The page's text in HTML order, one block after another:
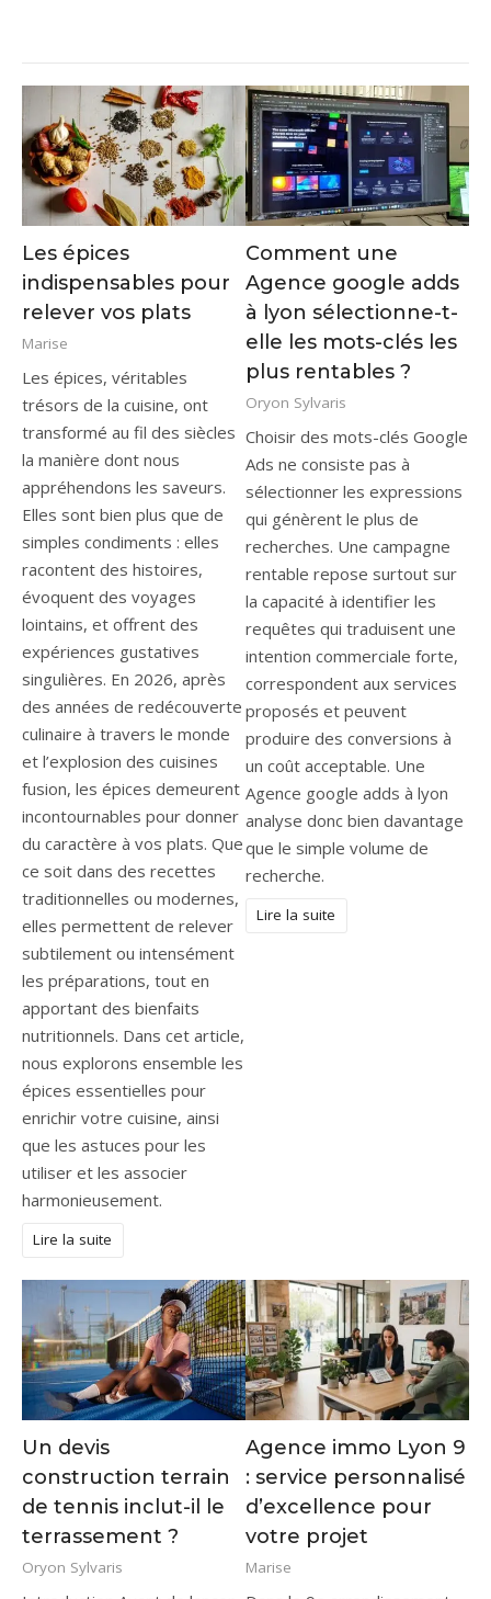
Les épices
indispensables pour
relever vos plats
Marise
Les épices, véritables
trésors de la cuisine, ont
transformé au fil des siècles
la manière dont nous
appréhendons les saveurs.
Elles sont bien plus que de
simples condiments : elles
racontent des histoires,
évoquent des voyages
lointains, et offrent des
expériences gustatives
singulières. En 2026, après
des années de redécouverte
culinaire à travers le monde
et l’explosion des cuisines
fusion, les épices demeurent
incontournables pour donner
du caractère à vos plats. Que
ce soit dans des recettes
traditionnelles ou modernes,
elles permettent de relever
subtilement ou intensément
les préparations, tout en
apportant des bienfaits
nutritionnels. Dans cet article,
nous explorons ensemble les
épices essentielles pour
enrichir votre cuisine, ainsi
que les astuces pour les
utiliser et les associer
harmonieusement.
Lire la suite
Comment une
Agence google adds
à lyon sélectionne-t-
elle les mots-clés les
plus rentables ?
Oryon Sylvaris
Choisir des mots-clés Google
Ads ne consiste pas à
sélectionner les expressions
qui génèrent le plus de
recherches. Une campagne
rentable repose surtout sur
la capacité à identifier les
requêtes qui traduisent une
intention commerciale forte,
correspondent aux services
proposés et peuvent
produire des conversions à
un coût acceptable. Une
Agence google adds à lyon
analyse donc bien davantage
que le simple volume de
recherche.
Lire la suite
Un devis
construction terrain
de tennis inclut-il le
terrassement ?
Oryon Sylvaris
Agence immo Lyon 9
: service personnalisé
d’excellence pour
votre projet
Marise